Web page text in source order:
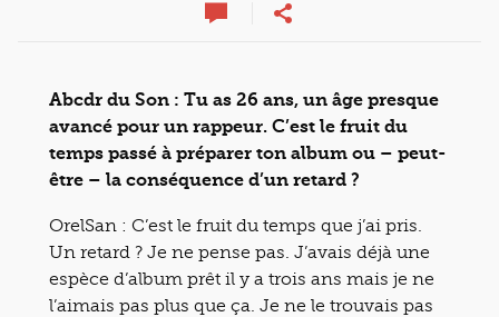
Abcdr du Son : Tu as 26 ans, un âge presque
avancé pour un rappeur. C’est le fruit du
temps passé à préparer ton album ou – peut-
être – la conséquence d’un retard ?
OrelSan : C’est le fruit du temps que j’ai pris.
Un retard ? Je ne pense pas. J’avais déjà une
espèce d’album prêt il y a trois ans mais je ne
l’aimais pas plus que ça. Je ne le trouvais pas